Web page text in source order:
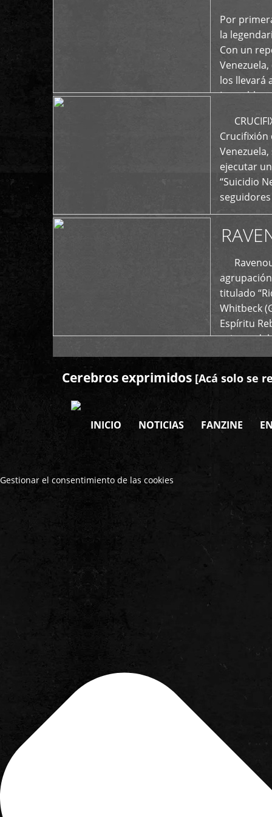
Por
la
Con un
los llevará
La
Crucifixión
ejecutar
“Suicidio
titulado
Whitbeck
Espíritu
oriente
Cerebros exprimidos [Acá solo se
INICIO NOTICIAS FANZINE
Gestionar el consentimiento de las cookies